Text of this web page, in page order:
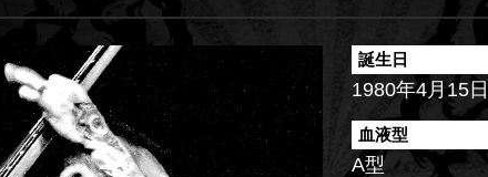
誕生日
1980年4月15日
血液型
A型